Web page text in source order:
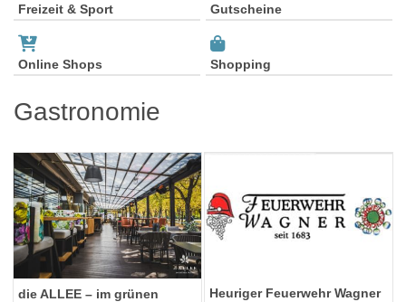
Freizeit & Sport Gutscheine
Online Shops Shopping
Gastronomie
die ALLEE – im grünen
Heuriger Feuerwehr Wagner